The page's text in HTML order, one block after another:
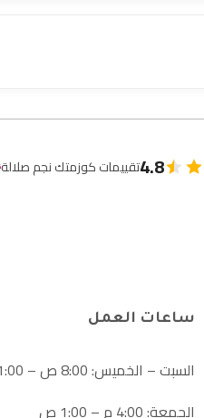
4.8تقييمات كوزمتك نجم صلالة
ساعات العمل
السبت – الخميس: 8:00 ص – 1:00 ص
الجمعة: 4:00 م – 1:00 ص